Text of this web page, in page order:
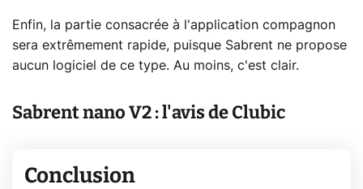
Enfin, la partie consacrée à l'application compagnon
sera extrêmement rapide, puisque Sabrent ne propose
aucun logiciel de ce type. Au moins, c'est clair.
Sabrent nano V2 : l'avis de Clubic
Conclusion